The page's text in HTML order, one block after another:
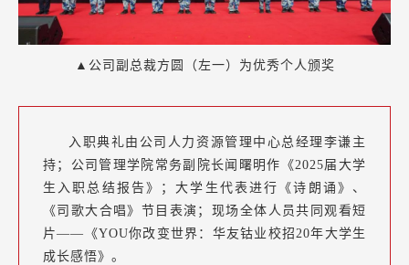
▲公司副总裁方圆（左一）为优秀个人颁奖
入职典礼由公司人力资源管理中心总经理李谦主
持；公司管理学院常务副院长闻曙明作《2025届大学
生入职总结报告》；大学生代表进行《诗朗诵》、
《司歌大合唱》节目表演；现场全体人员共同观看短
片——《YOU你改变世界：华友钴业校招20年大学生
成长感悟》。